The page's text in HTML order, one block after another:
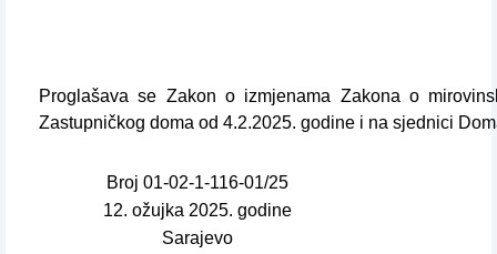
Proglašava se Zakon o izmjenama Zakona o
Zastupničkog doma od 4.2.2025. godine i na sjednici
Broj 01-02-1-116-01/25
12. ožujka 2025. godine
Sarajevo